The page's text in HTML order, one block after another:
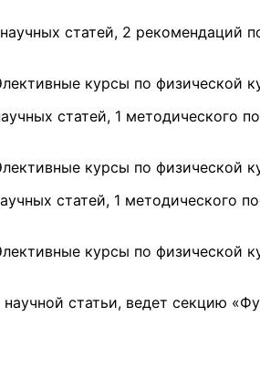
статей, 2 рекомендаций
курсы по физической
статей, 1 методического
курсы по физической
статей, 1 методического
курсы по физической
статьи, ведет секцию